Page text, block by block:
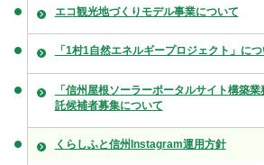
エコ観光地づくりモデル事業について
「1村1自然エネルギープロジェクト」に
「信州屋根ソーラーポータルサイト構築
託候補者募集について
くらしふと信州Instagram運用方針